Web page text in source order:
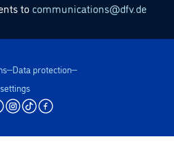
to communications@dfv.de
Data protection